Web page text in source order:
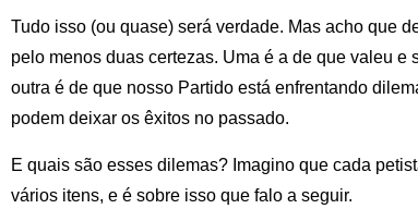
Tudo isso (ou quase) será verdade. Mas acho que
pelo menos duas certezas. Uma é a de que valeu e
outra é de que nosso Partido está enfrentando
podem deixar os êxitos no passado.
E quais são esses dilemas? Imagino que cada
vários itens, e é sobre isso que falo a seguir.